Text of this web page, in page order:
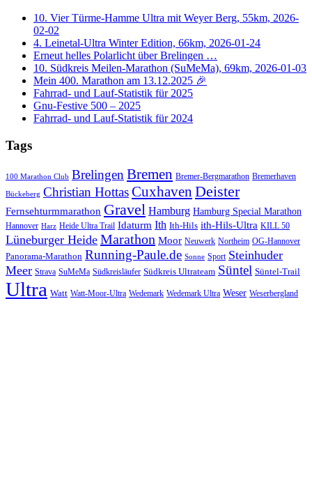
10. Vier Türme-Hamme Ultra mit Weyer Berg, 55km, 2026-
02-02
4. Leinetal-Ultra Winter Edition, 66km, 2026-01-24
Erneut helles Polarlicht über Brelingen …
10. Südkreis Meilen-Marathon (SuMeMa), 69km, 2026-01-03
Mein 400. Marathon am 13.12.2025 🎉
Fahrrad- und Lauf-Statistik für 2025
Gnu-Festive 500 – 2025
Fahrrad- und Lauf-Statistik für 2024
Tags
100 Marathon Club BrelingenBremen Bremer-Bergmarathon Bremerhaven
Bückeberg Christian HottasCuxhaven Deister
Fernsehturmmarathon Gravel Hamburg Hamburg Special Marathon
Hannover Harz Heide Ultra Trail Idaturm Ith Ith-Hils ith-Hils-Ultra KILL 50
Lüneburger Heide Marathon Moor Neuwerk Northeim OG-Hannover
Panorama-Marathon Running-Paule.de Sonne Sport Steinhuder
Meer Strava SuMeMa Südkreisläufer Südkreis Ultrateam Süntel Süntel-Trail
Ultra Watt Watt-Moor-Ultra Wedemark Wedemark Ultra Weser Weserbergland